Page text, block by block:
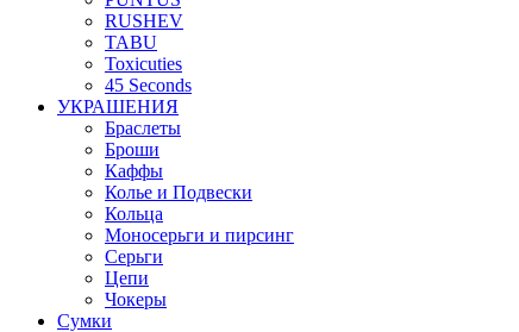
RUSHEV
TABU
Toxicuties
45 Seconds
УКРАШЕНИЯ
Браслеты
Броши
Каффы
Колье и Подвески
Кольца
Моносерьги и пирсинг
Серьги
Цепи
Чокеры
Сумки